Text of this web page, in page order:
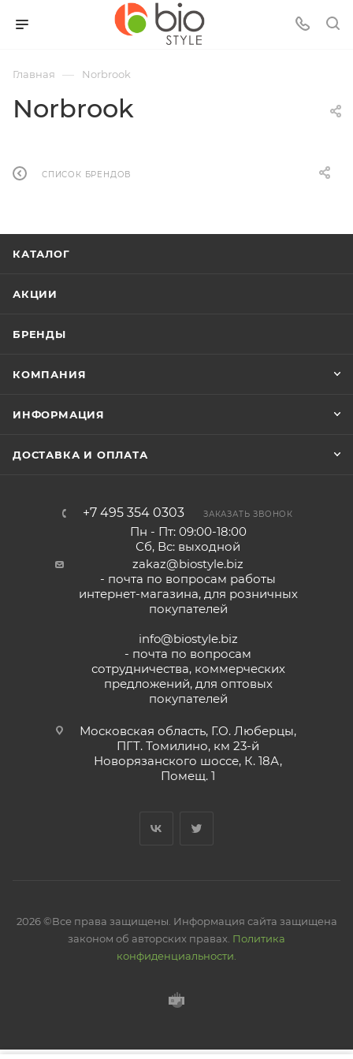
Главная — Norbrook
Norbrook
СПИСОК БРЕНДОВ
КАТАЛОГ
АКЦИИ
БРЕНДЫ
КОМПАНИЯ
ИНФОРМАЦИЯ
ДОСТАВКА И ОПЛАТА
+7 495 354 0303 ЗАКАЗАТЬ ЗВОНОК
Пн - Пт: 09:00-18:00
Сб, Вс: выходной
zakaz@biostyle.biz
- почта по вопросам работы
интернет-магазина, для розничных
покупателей
info@biostyle.biz
- почта по вопросам
сотрудничества, коммерческих
предложений, для оптовых
покупателей
Московская область, Г.О. Люберцы,
ПГТ. Томилино, км 23-й
Новорязанского шоссе, К. 18А,
Помещ. 1
2026 ©Все права защищены. Информация сайта защищена
законом об авторских правах. Политика
конфиденциальности.